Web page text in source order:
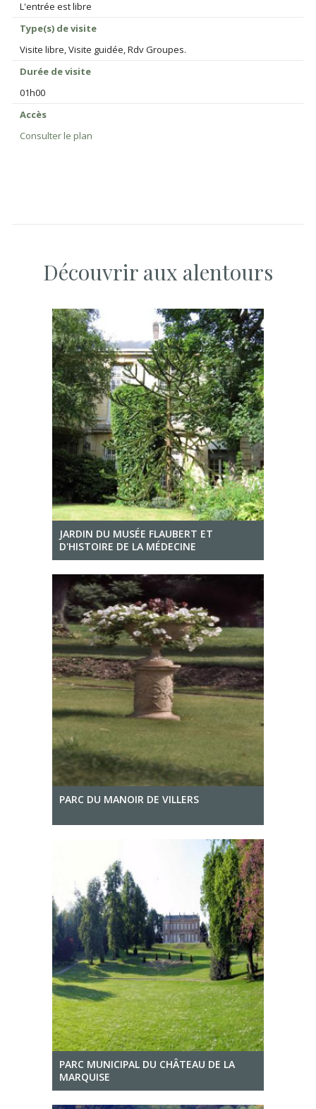
L'entrée est libre
Type(s) de visite
Visite libre, Visite guidée, Rdv Groupes.
Durée de visite
01h00
Accès
Consulter le plan
Découvrir aux alentours
JARDIN DU MUSÉE FLAUBERT ET
D'HISTOIRE DE LA MÉDECINE
PARC DU MANOIR DE VILLERS
PARC MUNICIPAL DU CHÂTEAU DE LA
MARQUISE